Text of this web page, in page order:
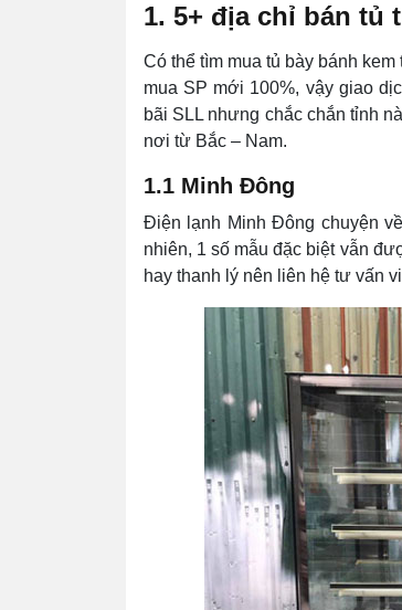
1. 5+ địa chỉ bán tủ
Có thể tìm mua tủ bày bánh
mua SP mới 100%, vậy giao
bãi SLL nhưng chắc chắn tỉnh
nơi từ Bắc – Nam.
1.1 Minh Đông
Điện lạnh Minh Đông chuyện
nhiên, 1 số mẫu đặc biệt vẫn
hay thanh lý nên liên hệ tư vấn